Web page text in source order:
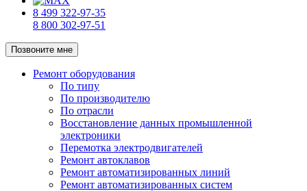
8 499 322-97-35
8 800 302-97-51
Позвоните мне
Ремонт оборудования
По типу
По производителю
По отрасли
Восстановление данных промышленной
электроники
Перемотка электродвигателей
Ремонт автоклавов
Ремонт автоматизированных линий
Ремонт автоматизированных систем